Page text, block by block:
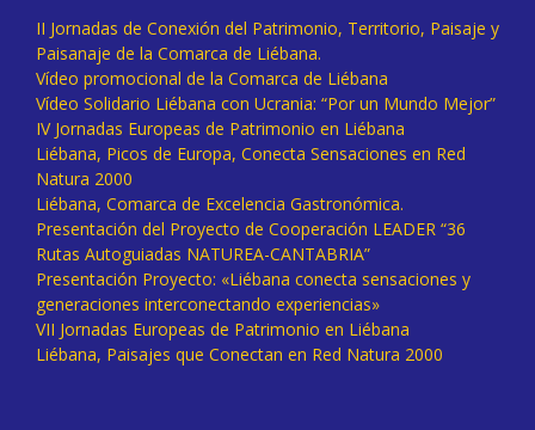
II Jornadas de Conexión del Patrimonio, Territorio, Paisaje y
Paisanaje de la Comarca de Liébana.
Vídeo promocional de la Comarca de Liébana
Vídeo Solidario Liébana con Ucrania: “Por un Mundo Mejor”
IV Jornadas Europeas de Patrimonio en Liébana
Liébana, Picos de Europa, Conecta Sensaciones en Red
Natura 2000
Liébana, Comarca de Excelencia Gastronómica.
Presentación del Proyecto de Cooperación LEADER “36
Rutas Autoguiadas NATUREA-CANTABRIA”
Presentación Proyecto: «Liébana conecta sensaciones y
generaciones interconectando experiencias»
VII Jornadas Europeas de Patrimonio en Liébana
Liébana, Paisajes que Conectan en Red Natura 2000